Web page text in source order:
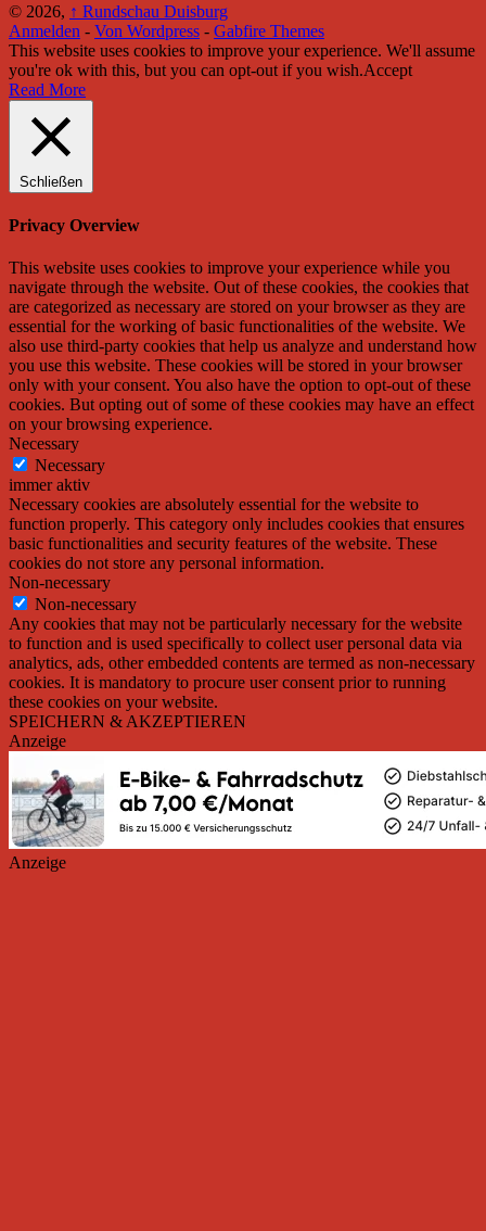
© 2026, ↑ Rundschau Duisburg
Anmelden - Von Wordpress - Gabfire Themes
This website uses cookies to improve your experience. We'll assume
you're ok with this, but you can opt-out if you wish.Accept
Read More
Schließen
Privacy Overview
This website uses cookies to improve your experience while you
navigate through the website. Out of these cookies, the cookies that
are categorized as necessary are stored on your browser as they are
essential for the working of basic functionalities of the website. We
also use third-party cookies that help us analyze and understand how
you use this website. These cookies will be stored in your browser
only with your consent. You also have the option to opt-out of these
cookies. But opting out of some of these cookies may have an effect
on your browsing experience.
Necessary
Necessary
immer aktiv
Necessary cookies are absolutely essential for the website to
function properly. This category only includes cookies that ensures
basic functionalities and security features of the website. These
cookies do not store any personal information.
Non-necessary
Non-necessary
Any cookies that may not be particularly necessary for the website
to function and is used specifically to collect user personal data via
analytics, ads, other embedded contents are termed as non-necessary
cookies. It is mandatory to procure user consent prior to running
these cookies on your website.
SPEICHERN & AKZEPTIEREN
Anzeige
Anzeige